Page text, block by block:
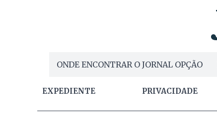
ONDE ENCONTRAR O JORNAL OPÇÃO
EXPEDIENTE PRIVACIDADE